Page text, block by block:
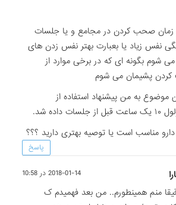
زمان صحب کردن در مجامع و یا جلسات
نفس زیاد یا بعبارت بهتر نفس زدن های
می شوم بگونه ای که در برخی موارد از
پشیمان می شوم
موضوع به من پیشنهاد استفاده از
جلسات داده شد.
دارو مناسب است یا توصیه بهتری دارید ؟؟؟
پاسخ
2018-01-14 در 10:58
منم همینطورم.. من بعد فهمیدم ک